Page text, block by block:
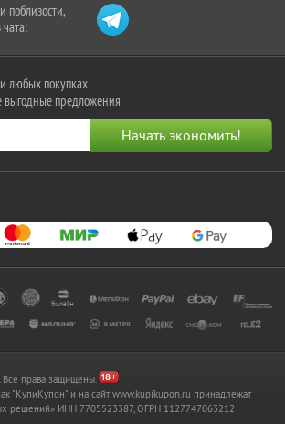
поблизости,
любых покупках
предложения
права защищены.
"КупиКупон" и на сайт www.kupikupon.ru принадлежат
решений» ИНН 7705523387, ОГРН 1127747063212